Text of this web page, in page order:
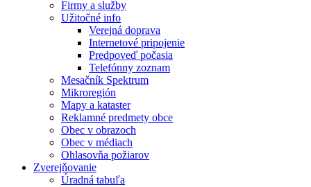
Firmy a služby
Užitočné info
Verejná doprava
Internetové pripojenie
Predpoveď počasia
Telefónny zoznam
Mesačník Spektrum
Mikroregión
Mapy a kataster
Reklamné predmety obce
Obec v obrazoch
Obec v médiach
Ohlasovňa požiarov
Zverejňovanie
Úradná tabuľa